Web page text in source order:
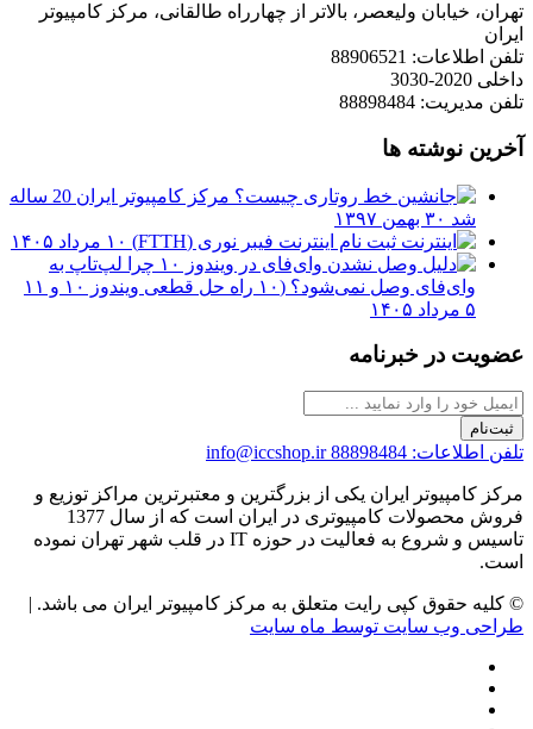
تهران، خیابان ولیعصر، بالاتر از چهارراه طالقانی، مرکز کامپیوتر
ایران
تلفن اطلاعات: 88906521
داخلی 2020-3030
تلفن مدیریت: 88898484
آخرین نوشته ها
مرکز کامپیوتر ایران 20 ساله
شد ۳۰ بهمن ۱۳۹۷
ثبت نام اینترنت فیبر نوری (FTTH)
۱۰ مرداد ۱۴۰۵
چرا لپ‌تاپ به
وای‌فای وصل نمی‌شود؟ (۱۰ راه حل قطعی ویندوز ۱۰ و ۱۱
۵ مرداد ۱۴۰۵
عضویت در خبرنامه
ثبت‌نام
تلفن اطلاعات: 88898484 info@iccshop.ir
مرکز کامپیوتر ایران یکی از بزرگترین و معتبرترین مراکز توزیع و
فروش محصولات کامپیوتری در ایران است که از سال 1377
تاسیس و شروع به فعالیت در حوزه IT در قلب شهر تهران نموده
است.
© کلیه حقوق کپی رایت متعلق به مرکز کامپیوتر ایران می باشد. |
طراحی وب سایت توسط ماه سایت